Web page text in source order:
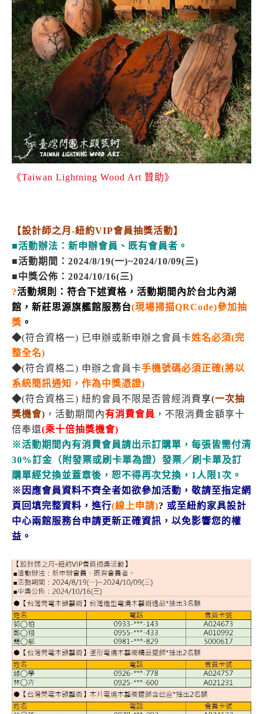
《Taiwan Lightning Wood Art 贊助》
【設計師之月-紐約VIP會員抽獎活動】
■活動辦法：新申辦會員、既有會員者。
■活動期間：2024/8/19(一)~2024/10/09(三)
■中獎公佈：2024/10/16(三)
?活動規則：符合下述資格，活動期間內於台北內湖
館，新莊思源旗艦館服務台(現場掃描QRCode)參加抽
獎 。
◆(符合資格一) 已申辦或新申辦之會員卡姓名必須(完
整全名)
◆(符合資格二) 申辦之會員卡手機號碼必須正確(將以
系統簡訊通知，作為中獎憑證)
◆(符合資格三) 紐約會員不限是否曾經消費享(一次抽
獎機會) ，活動期間內有消費會員 ，不限消費金額享十
倍奉還(乘十倍抽獎機會)
※活動期間內有消費會員請出示訂購單，每張皆需付清
30%訂金（附發票或刷卡單為證）發票／刷卡單及訂
購單經兌換並蓋章後，恕不得再次兌換，1人限1次。
※因應會員資料不齊全者如欲參加活動， 敬請至指定網
頁回填完整資料，進行(線上申請)? 或至紐約家具設計
中心兩館服務台申請更新正確資訊，以免影響您的權
益。